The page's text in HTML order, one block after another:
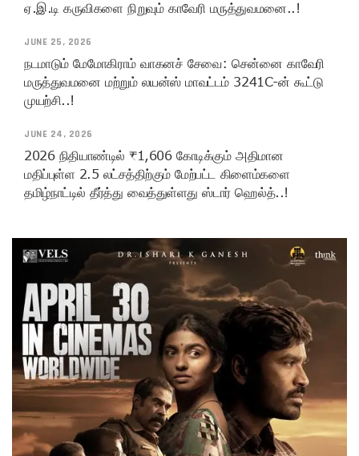
ஏ.இ.டி கருவிகளை நிறுவும் காவேரி மருத்துவமனை..!
JUNE 25, 2026
நடமாடும் மேமோகிராம் வாகனச் சேவை: சென்னை காவேரி
மருத்துவமனை மற்றும் லயன்ஸ் மாவட்டம் 3241C-ன் கூட்டு
முயற்சி..!
JUNE 24, 2026
2026 நிதியாண்டில் ₹1,606 கோடிக்கும் அதிமான
மதிப்புள்ள 2.5 லட்சத்திற்கும் மேற்பட்ட கிளைம்களை
தமிழ்நாட்டில் தீர்த்து வைத்துள்ளது ஸ்டார் ஹெல்த்..!